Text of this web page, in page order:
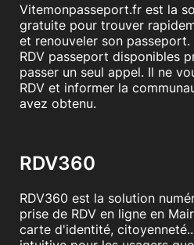
Vitemonpasseport.fr est la
gratuite pour trouver
et renouveler son
RDV passeport disponibles
passer un seul appel. Il ne
RDV et informer la
avez obtenu.
RDV360
RDV360 est la solution
prise de RDV en ligne en
carte d'identité,